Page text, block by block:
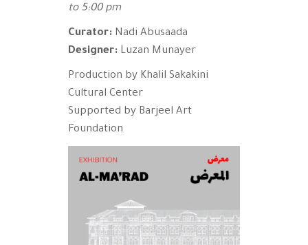
to 5:00 pm
Curator: Nadi Abusaada
Designer: Luzan Munayer
Production by Khalil Sakakini
Cultural Center
Supported by Barjeel Art
Foundation